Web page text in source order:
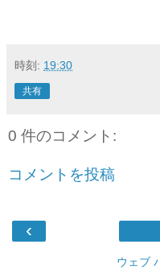
時刻: 19:30
共有
0 件のコメント:
コメントを投稿
‹
ウェブ